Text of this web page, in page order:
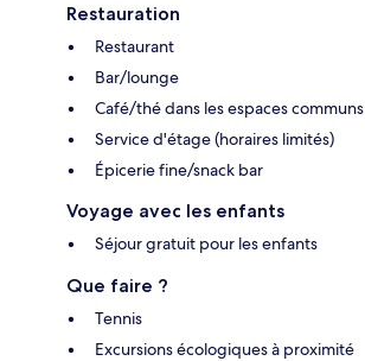
Restauration
Restaurant
Bar/lounge
Café/thé dans les espaces communs
Service d'étage (horaires limités)
Épicerie fine/snack bar
Voyage avec les enfants
Séjour gratuit pour les enfants
Que faire ?
Tennis
Excursions écologiques à proximité